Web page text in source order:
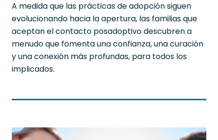
A medida que las prácticas de adopción siguen
evolucionando hacia la apertura, las familias que
aceptan el contacto posadoptivo descubren a
menudo que fomenta una confianza, una curación
y una conexión más profundas, para todos los
implicados.